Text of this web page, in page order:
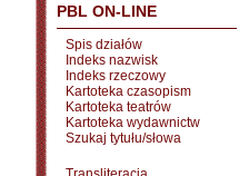
PBL ON-LINE
Spis działów
Indeks nazwisk
Indeks rzeczowy
Kartoteka czasopism
Kartoteka teatrów
Kartoteka wydawnictw
Szukaj tytułu/słowa